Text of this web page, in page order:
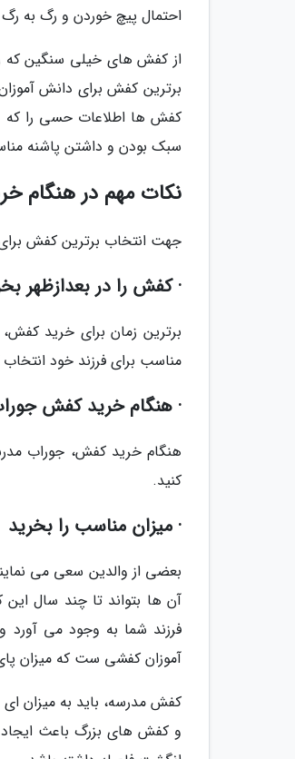
احتمال پیچ خوردن و رگ به
از کفش های خیلی سنگین که
برترین کفش برای دانش
کفش ها اطلاعات حسی را که
سبک بودن و داشتن پاشنه
نکات مهم در هنگام
جهت انتخاب برترین کفش برای
· کفش را در بعدازظهر
برترین زمان برای خرید
مناسب برای فرزند خود انتخاب
· هنگام خرید کفش
هنگام خرید کفش، جوراب
کنید.
· میزان مناسب را بخرید
بعضی از والدین سعی می
آن ها بتواند تا چند سال
فرزند شما به وجود می
آموزان کفشی ست که میزان
کفش مدرسه، باید به میزان
و کفش های بزرگ باعث